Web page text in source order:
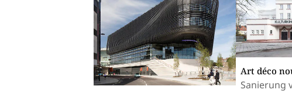
Art déco
Sanierung